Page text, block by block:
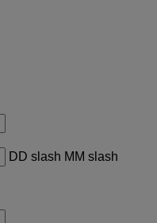
DD slash MM slash